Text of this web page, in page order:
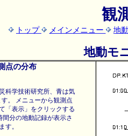
観
トップ メインメニュー 地
地動モ
点の分布
科学技術研究所、青は気
。 メニューから観測点
「表示」をクリックする
間分の地動記録が表示さ
す。